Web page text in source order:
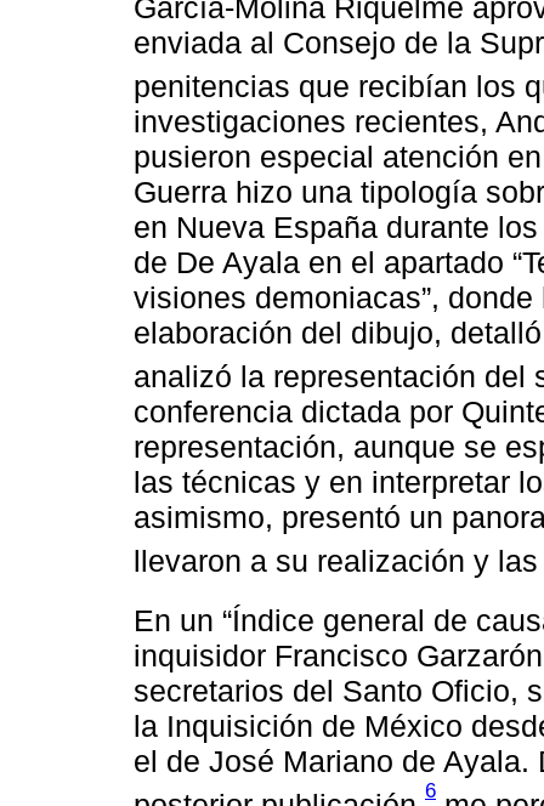
García-Molina Riquelme
enviada al Consejo de la
penitencias que recibían los
investigaciones recientes,
pusieron especial atención
Guerra hizo una tipología
en Nueva España durante
de De Ayala en el apartado
visiones demoniacas”,
elaboración del dibujo,
analizó la representación del
conferencia dictada por
representación, aunque se
las técnicas y en interpretar
asimismo, presentó un
llevaron a su realización y
En un “Índice general de
inquisidor Francisco
secretarios del Santo Oficio,
la Inquisición de México
el de José Mariano de Ayala.
6